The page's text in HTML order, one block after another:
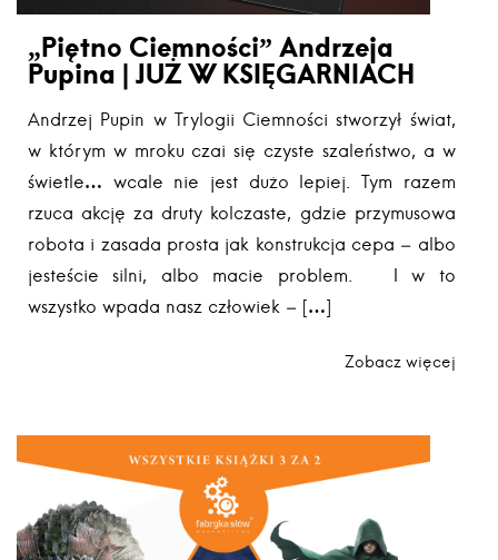
„Piętno Ciemności” Andrzeja
Pupina | JUŻ W KSIĘGARNIACH
Andrzej Pupin w Trylogii Ciemności stworzył świat,
w którym w mroku czai się czyste szaleństwo, a w
świetle… wcale nie jest dużo lepiej. Tym razem
rzuca akcję za druty kolczaste, gdzie przymusowa
robota i zasada prosta jak konstrukcja cepa – albo
jesteście silni, albo macie problem. I w to
wszystko wpada nasz człowiek – […]
Zobacz więcej